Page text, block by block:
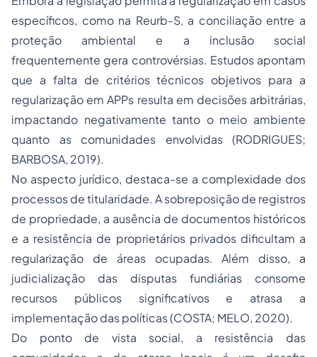
específicos, como na Reurb-S, a conciliação entre a
proteção ambiental e a inclusão social
frequentemente gera controvérsias. Estudos apontam
que a falta de critérios técnicos objetivos para a
regularização em APPs resulta em decisões arbitrárias,
impactando negativamente tanto o meio ambiente
quanto as comunidades envolvidas (RODRIGUES;
BARBOSA, 2019).
No aspecto jurídico, destaca-se a complexidade dos
processos de titularidade. A sobreposição de registros
de propriedade, a ausência de documentos históricos
e a resistência de proprietários privados dificultam a
regularização de áreas ocupadas. Além disso, a
judicialização das disputas fundiárias consome
recursos públicos significativos e atrasa a
implementação das políticas (COSTA; MELO, 2020).
Do ponto de vista social, a resistência das